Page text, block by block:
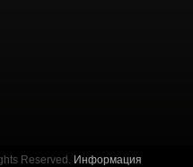
Reserved. Информация